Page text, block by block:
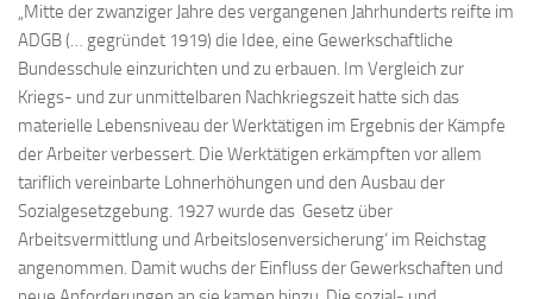
„Mitte der zwanziger Jahre des vergangenen Jahrhunderts reifte im
ADGB (… gegründet 1919) die Idee, eine Gewerkschaftliche
Bundesschule einzurichten und zu erbauen. Im Vergleich zur
Kriegs- und zur unmittelbaren Nachkriegszeit hatte sich das
materielle Lebensniveau der Werktätigen im Ergebnis der Kämpfe
der Arbeiter verbessert. Die Werktätigen erkämpften vor allem
tariflich vereinbarte Lohnerhöhungen und den Ausbau der
Sozialgesetzgebung. 1927 wurde das ‚Gesetz über
Arbeitsvermittlung und Arbeitslosenversicherung‘ im Reichstag
angenommen. Damit wuchs der Einfluss der Gewerkschaften und